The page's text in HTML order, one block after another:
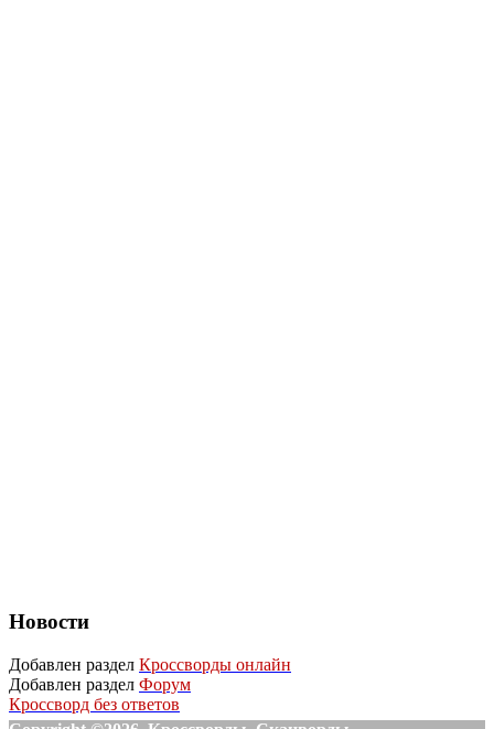
Новости
Добавлен раздел Кроссворды онлайн
Добавлен раздел Форум
Кроссворд без ответов